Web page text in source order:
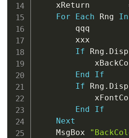
	xReturn
For
Each Rng In
If Rng .
End
If
If Rng .
End
If
Next
	MsgBox